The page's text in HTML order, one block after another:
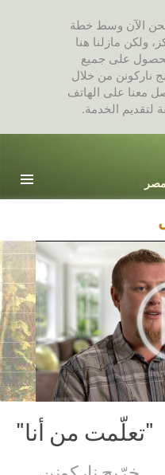
نحن الآن وسط خطة
ولكن مازلنا هنا
على جميع
ناركونن من خلال
معنا على الهاتف
لتقديم الخدمة.
"تعلّمت من أنا"